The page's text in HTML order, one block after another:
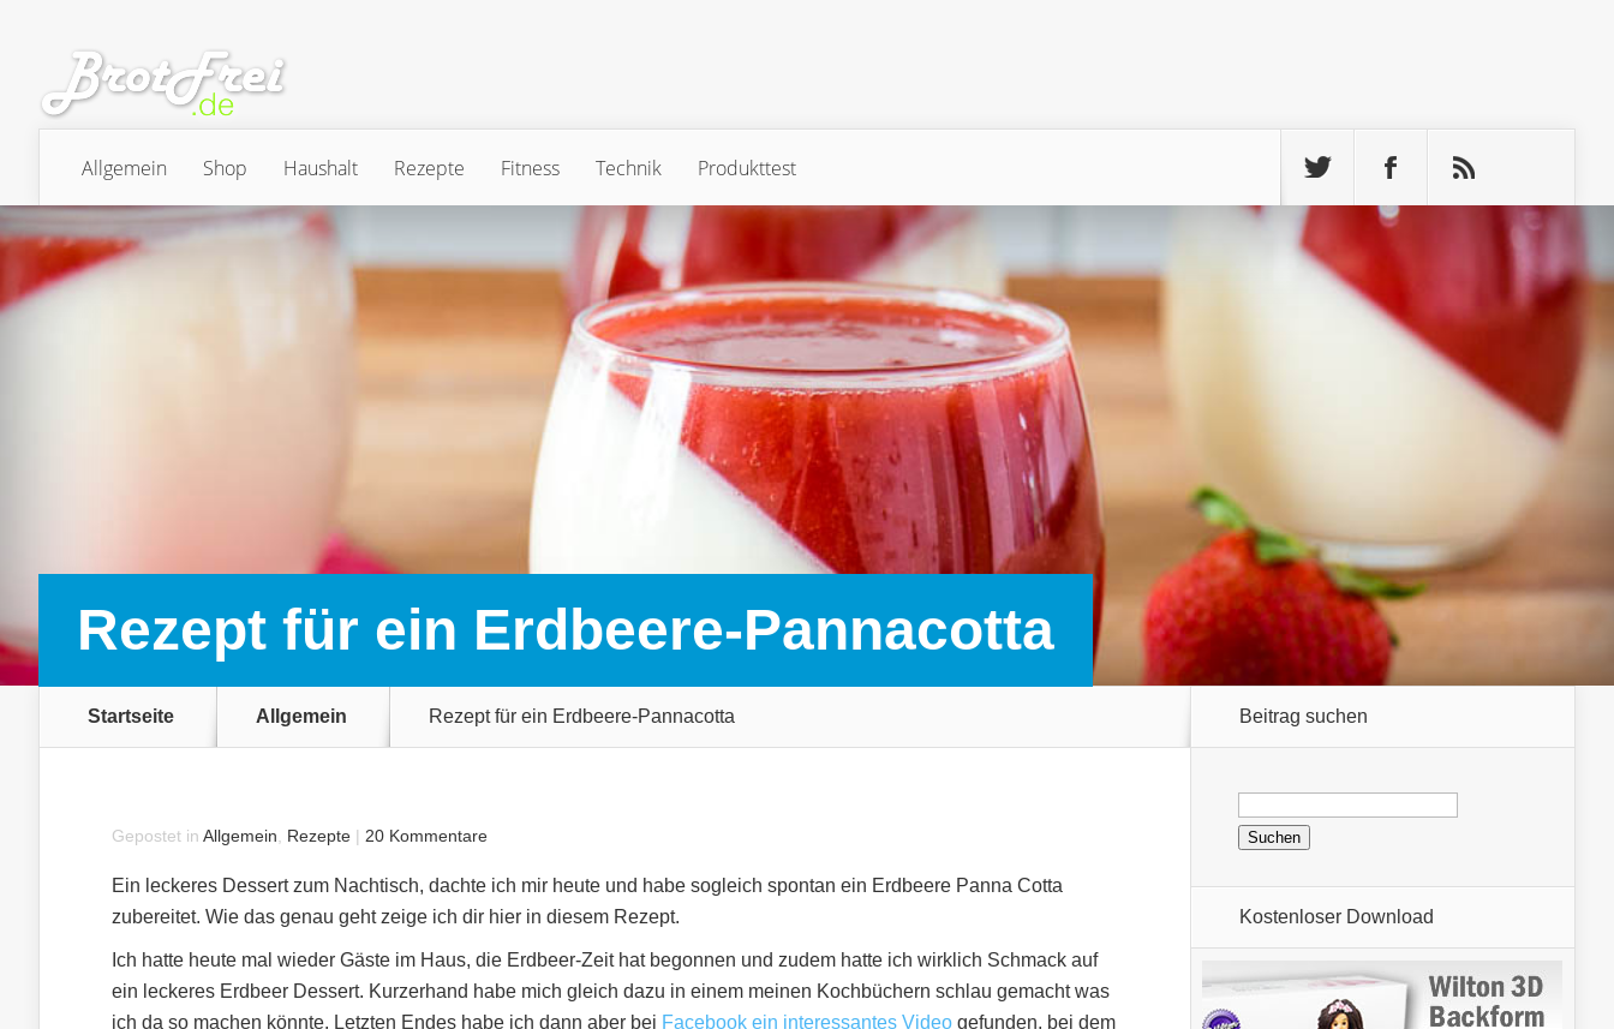
Allgemein Shop Haushalt Rezepte Fitness Technik Produkttest
Rezept für ein Erdbeere-Pannacotta
Startseite Allgemein Rezept für ein Erdbeere-Pannacotta
Gepostet in Allgemein Rezepte | 20 Kommentare
Ein leckeres Dessert zum Nachtisch, dachte ich mir heute und habe sogleich spontan ein Erdbeere Panna Cotta
zubereitet. Wie das genau geht zeige ich dir hier in diesem Rezept.
Ich hatte heute mal wieder Gäste im Haus, die Erdbeer-Zeit hat begonnen und zudem hatte ich wirklich Schmack auf
ein leckeres Erdbeer Dessert. Kurzerhand habe mich gleich dazu in einem meinen Kochbüchern schlau gemacht was
ich da so machen könnte. Letzten Endes habe ich dann aber bei Facebook ein interessantes Video gefunden, bei dem
Beitrag suchen
Suchen
Kostenloser Download